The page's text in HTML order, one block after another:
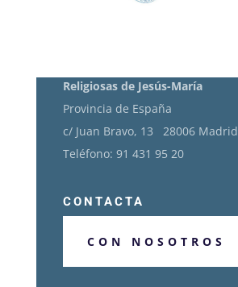
Religiosas de Jesús-María
Provincia de España
c/ Juan Bravo, 13 28006 Madrid
Teléfono: 91 431 95 20
CONTACTA
CON NOSOTROS